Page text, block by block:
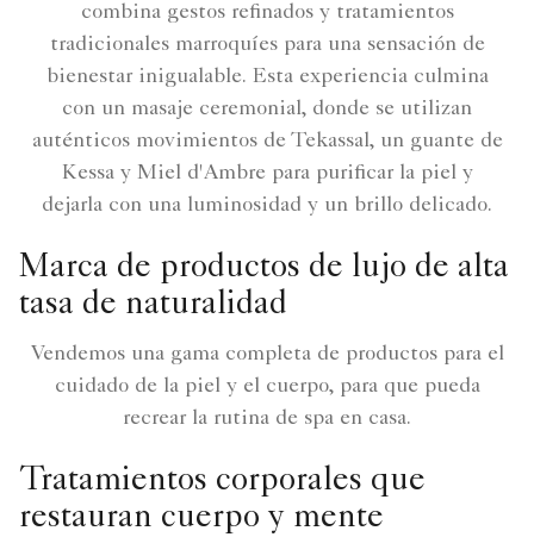
combina gestos refinados y tratamientos
tradicionales marroquíes para una sensación de
bienestar inigualable. Esta experiencia culmina
con un masaje ceremonial, donde se utilizan
auténticos movimientos de Tekassal, un guante de
Kessa y Miel d'Ambre para purificar la piel y
dejarla con una luminosidad y un brillo delicado.
Marca de productos de lujo de alta
tasa de naturalidad
Vendemos una gama completa de productos para el
cuidado de la piel y el cuerpo, para que pueda
recrear la rutina de spa en casa.
Tratamientos corporales que
restauran cuerpo y mente